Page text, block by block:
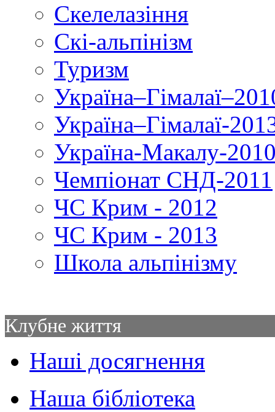
Скелелазіння
Скі-альпінізм
Туризм
Україна–Гімалаї-
Україна-Макалу-
Чемпіонат СНД-2011
ЧС Крим - 2012
ЧС Крим - 2013
Школа альпінізму
Клубне життя
Наші досягнення
Наша бібліотека